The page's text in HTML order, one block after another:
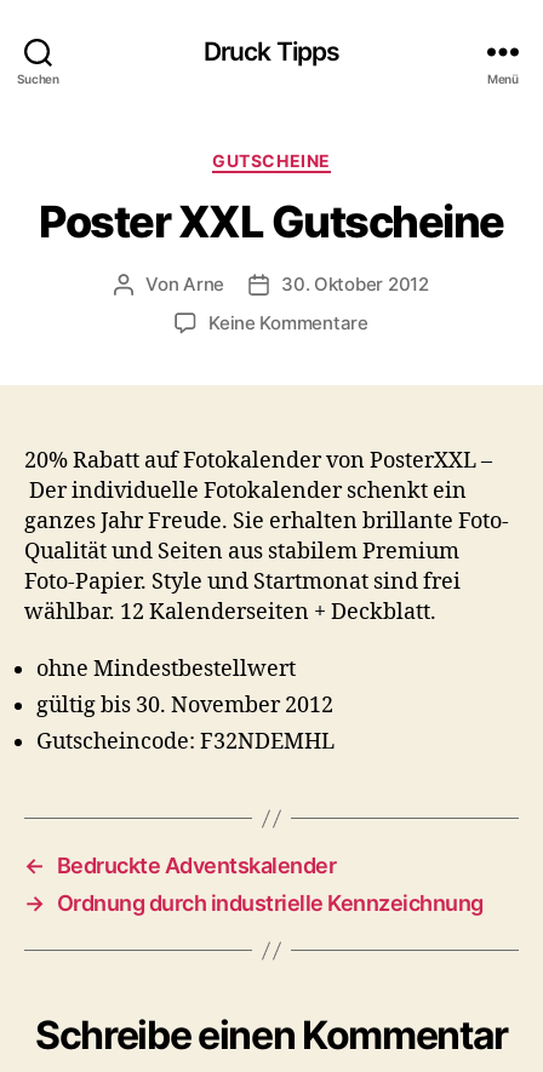
Suchen
Druck Tipps
Menü
Kategorien
GUTSCHEINE
Poster XXL Gutscheine
Beitragsautor
Von Arne Veröffentlichungsdatum
30. Oktober 2012
Keine Kommentarezu
20% Rabatt auf Fotokalender von PosterXXL –
Der individuelle Fotokalender schenkt ein
ganzes Jahr Freude. Sie erhalten brillante Foto-
Qualität und Seiten aus stabilem Premium
Foto-Papier. Style und Startmonat sind frei
wählbar. 12 Kalenderseiten + Deckblatt.
ohne Mindestbestellwert
gültig bis 30. November 2012
Gutscheincode: F32NDEMHL
←
Bedruckte Adventskalender
→ Ordnung durch industrielle Kennzeichnung
Schreibe einen Kommentar